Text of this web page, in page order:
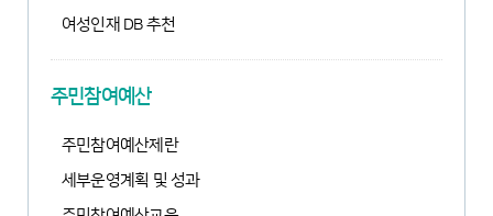
여성인재 DB 추천
주민참여예산
주민참여예산제란
세부운영계획 및 성과